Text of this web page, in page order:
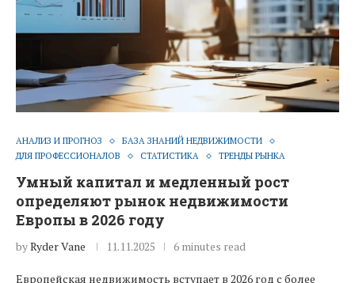
АНАЛИЗ И ПРОГНОЗ
БАЗА ЗНАНИЙ НЕДВИЖИМОСТИ
ДЛЯ ПРОФЕССИОНАЛОВ
СТАТИСТИКА ТРЕНДЫ РЫНКА
Умный капитал и медленный рост
определяют рынок недвижимости
Европы в 2026 году
byRyder Vane 11.11.2025 6 minutes read
Европейская недвижимость вступает в 2026 год с более